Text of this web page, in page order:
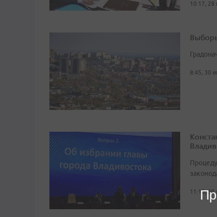
10:17,
8:45, 30
11:10,